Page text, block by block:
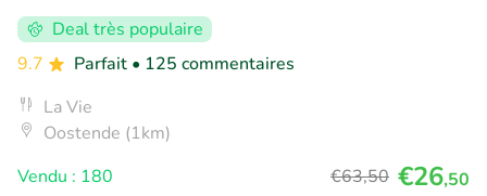
Deal très populaire
9.7
Parfait • 125 commentaires
La Vie
Oostende (1km)
Vendu : 180
€63,50 €26,50